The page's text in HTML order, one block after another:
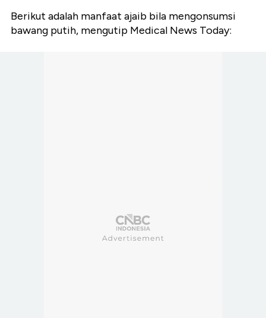
Berikut adalah manfaat ajaib bila mengonsumsi
bawang putih, mengutip Medical News Today: